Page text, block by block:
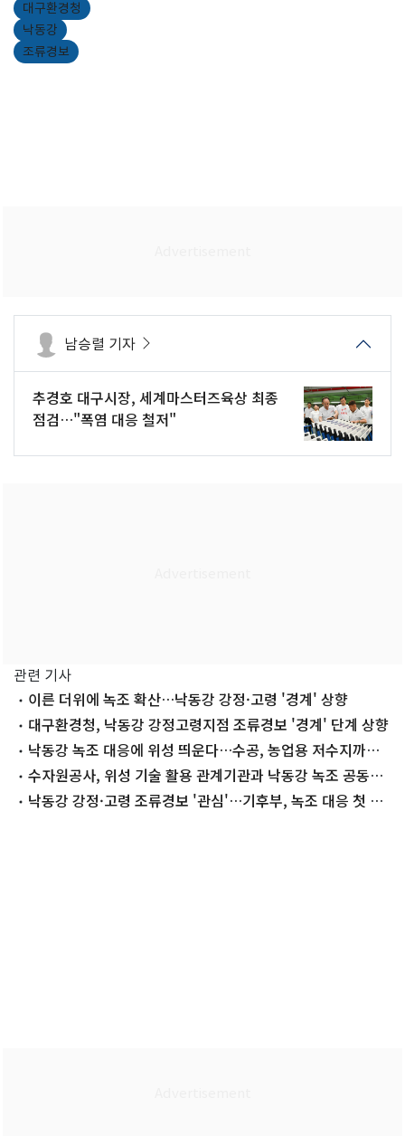
대구환경청
낙동강
조류경보
남승렬 기자
추경호 대구시장, 세계마스터즈육상 최종
점검…"폭염 대응 철저"
관련 기사
이른 더위에 녹조 확산…낙동강 강정·고령 '경계' 상향
대구환경청, 낙동강 강정고령지점 조류경보 '경계' 단계 상향
낙동강 녹조 대응에 위성 띄운다…수공, 농업용 저수지까지
감시수자원공사, 위성 기술 활용 관계기관과 낙동강 녹조 공동대
응 낙동강 강정·고령 조류경보 '관심'…기후부, 녹조 대응 첫 점